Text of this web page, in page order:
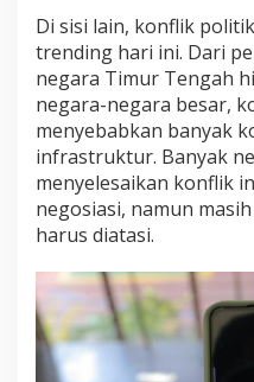
Di sisi lain, konflik
trending hari ini. Dari
negara Timur Tengah
negara-negara besar,
menyebabkan banyak
infrastruktur. Banyak
menyelesaikan konflik
negosiasi, namun
harus diatasi.